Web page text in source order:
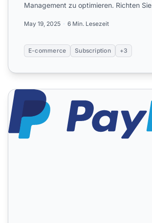
Management zu optimieren. Richten Sie
May 19, 2025 6 Min. Lesezeit
E-commerce Subscription +3
PayPal